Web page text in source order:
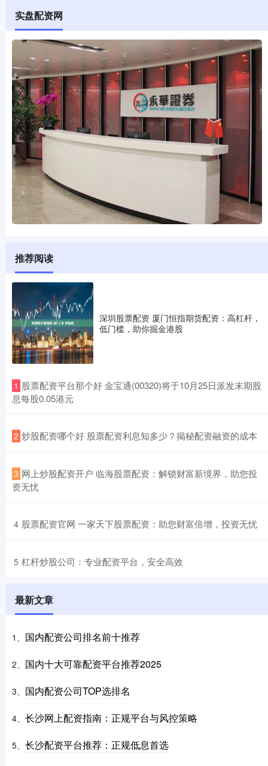
实盘配资网
推荐阅读
深圳股票配资 厦门恒指期货配资：高杠杆，
低门槛，助你掘金港股
1 ​股票配资平台那个好 金宝通(00320)将于10月25日派发末期股
息每股0.05港元
2 ​炒股配资哪个好 股票配资利息知多少？揭秘配资融资的成本
3 ​网上炒股配资开户 临海股票配资：解锁财富新境界，助您投
资无忧
4 ​股票配资官网 一家天下股票配资：助您财富倍增，投资无忧
5 ​杠杆炒股公司：专业配资平台，安全高效
最新文章
1、 国内配资公司排名前十推荐
2、 国内十大可靠配资平台推荐2025
3、 国内配资公司TOP选排名
4、 长沙网上配资指南：正规平台与风控策略
5、 长沙配资平台推荐：正规低息首选